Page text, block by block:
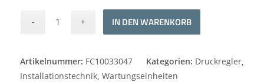
IN DEN WARENKORB
Artikelnummer: FC10033047 Kategorien: Druckregler,
Installationstechnik, Wartungseinheiten